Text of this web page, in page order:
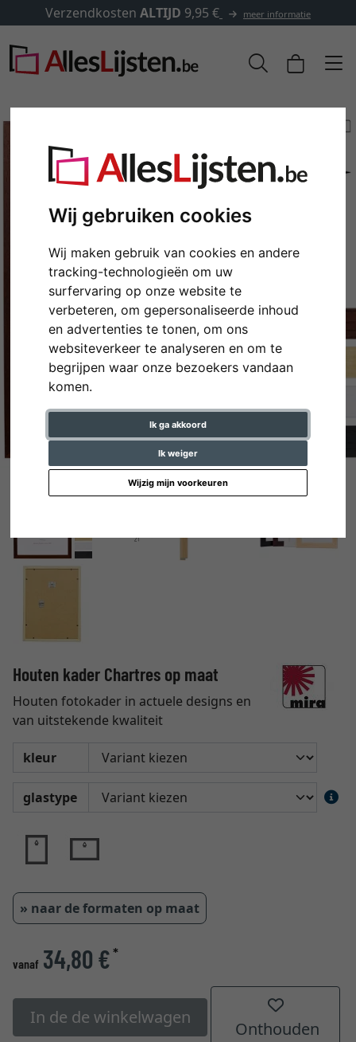
Wij gebruiken cookies
Wij maken gebruik van cookies en andere
tracking-technologieën om uw
surfervaring op onze website te
verbeteren, om gepersonaliseerde inhoud
en advertenties te tonen, om ons
websiteverkeer te analyseren en om te
begrijpen waar onze bezoekers vandaan
komen.
Ik ga akkoord
Ik weiger
Wijzig mijn voorkeuren
VerzendkostenALTIJD9,95 € meer informatie
Terug
Houten kader Chartres op maat
Houten fotokader in actuele designs en
van uitstekende kwaliteit
kleur
glastype
» naar de formaten op maat
vanaf 34,80 €*
In de de winkelwagen
Onthouden